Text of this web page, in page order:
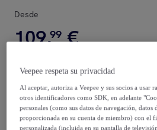
Desde
109,99 €
169
-35%
Vendido porDecowood
Veepee respeta su privacidad
Al aceptar, autoriza a Veepee y sus socios a usar
otros identificadores como SDK, en adelante
personales (como sus datos de navegación,
proporcionada en su cuenta de miembro) con el
personalizada (incluida en su pantalla de